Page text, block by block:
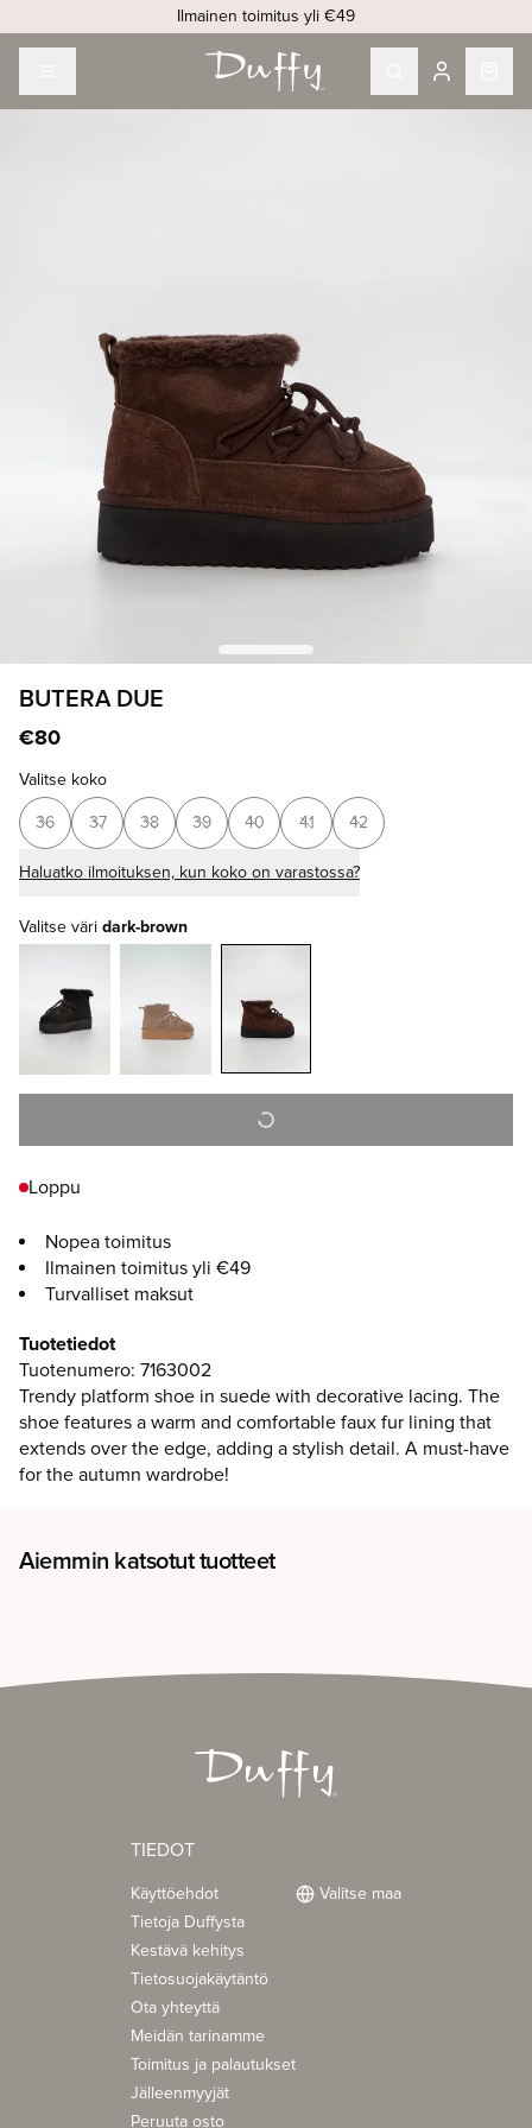
Ilmainen toimitus yli €49
BUTERA DUE
€80
Valitse koko
36 37 38 39 40 41 42
Haluatko ilmoituksen, kun koko on varastossa?
Valitse väri dark-brown
Loppu
Nopea toimitus
Ilmainen toimitus yli €49
Turvalliset maksut
Tuotetiedot
Tuotenumero: 7163002
Trendy platform shoe in suede with decorative lacing. The
shoe features a warm and comfortable faux fur lining that
extends over the edge, adding a stylish detail. A must-have
for the autumn wardrobe!
Aiemmin katsotut tuotteet
TIEDOT
Käyttöehdot
Tietoja Duffysta
Kestävä kehitys
Tietosuojakäytäntö
Ota yhteyttä
Meidän tarinamme
Toimitus ja palautukset
Jälleenmyyjät
Peruuta osto
Valitse maa